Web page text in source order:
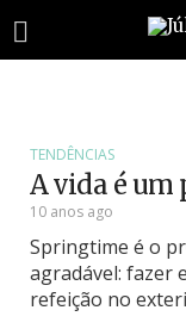
TENDÊNCIAS
A vida é
10 anos ago
Springtime é o
agradável: fazer
refeição no